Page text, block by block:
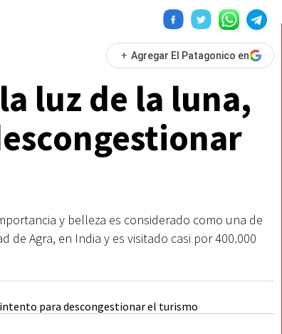
+ Agregar El Patagonico en
luz de la luna,
y belleza es considerado como una de
Agra, en India y es visitado casi por 400.000